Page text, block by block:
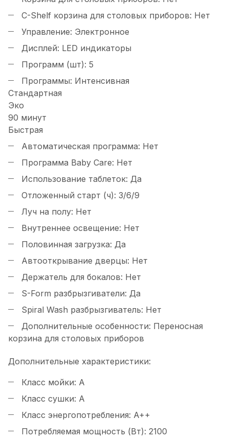
C-Shelf корзина для столовых приборов: Нет
Управление: Электронное
Дисплей: LED индикаторы
Программ (шт): 5
Программы: Интенсивная
Стандартная
Эко
90 минут
Быстрая
Автоматическая программа: Нет
Программа Baby Care: Нет
Использование таблеток: Да
Отложенный старт (ч): 3/6/9
Луч на полу: Нет
Внутреннее освещение: Нет
Половинная загрузка: Да
Автооткрывание дверцы: Нет
Держатель для бокалов: Нет
S-Form разбрызгиватели: Да
Spiral Wash разбрызгиватель: Нет
Дополнительные особенности: Переносная
корзина для столовых приборов
Дополнительные характеристики:
Класс мойки: A
Класс сушки: A
Класс энергопотребления: A++
Потребляемая мощность (Вт): 2100